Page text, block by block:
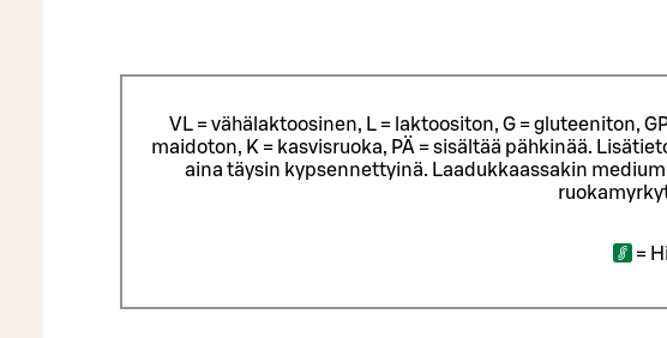
VL = vähälaktoosinen, L = laktoositon, G = gluteeniton,
maidoton, K = kasvisruoka, PÄ = sisältää pähkinää.
aina täysin kypsennettyinä. Laadukkaassakin
=